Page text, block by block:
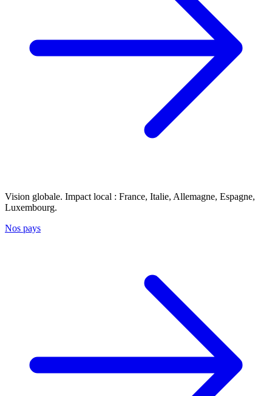
Vision globale. Impact local : France, Italie, Allemagne, Espagne,
Luxembourg.
Nos pays